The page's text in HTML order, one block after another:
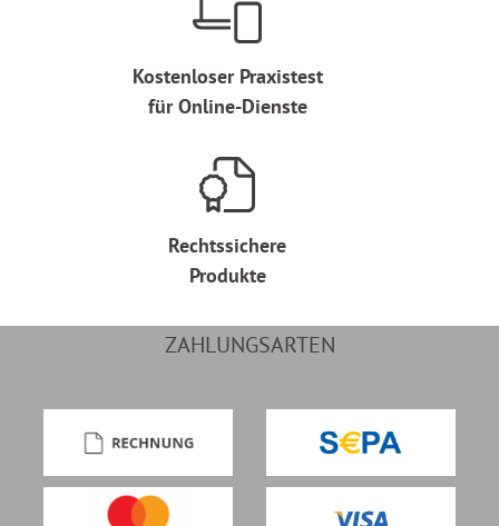
Kostenloser Praxistest
für Online-Dienste
Rechtssichere
Produkte
ZAHLUNGSARTEN